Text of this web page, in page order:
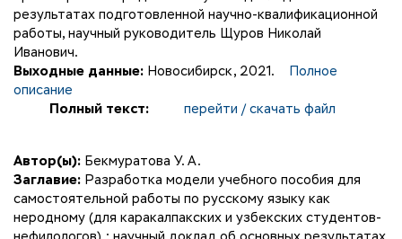
результатах подготовленной научно-квалификационной
работы, научный руководитель Щуров Николай
Иванович.
Выходные данные: Новосибирск, 2021.
Полное
описание
Полный текст:
перейти / скачать файл
Автор(ы): Бекмуратова У. А.
Заглавие: Разработка модели учебного пособия для
самостоятельной работы по русскому языку как
неродному (для каракалпакских и узбекских студентов-